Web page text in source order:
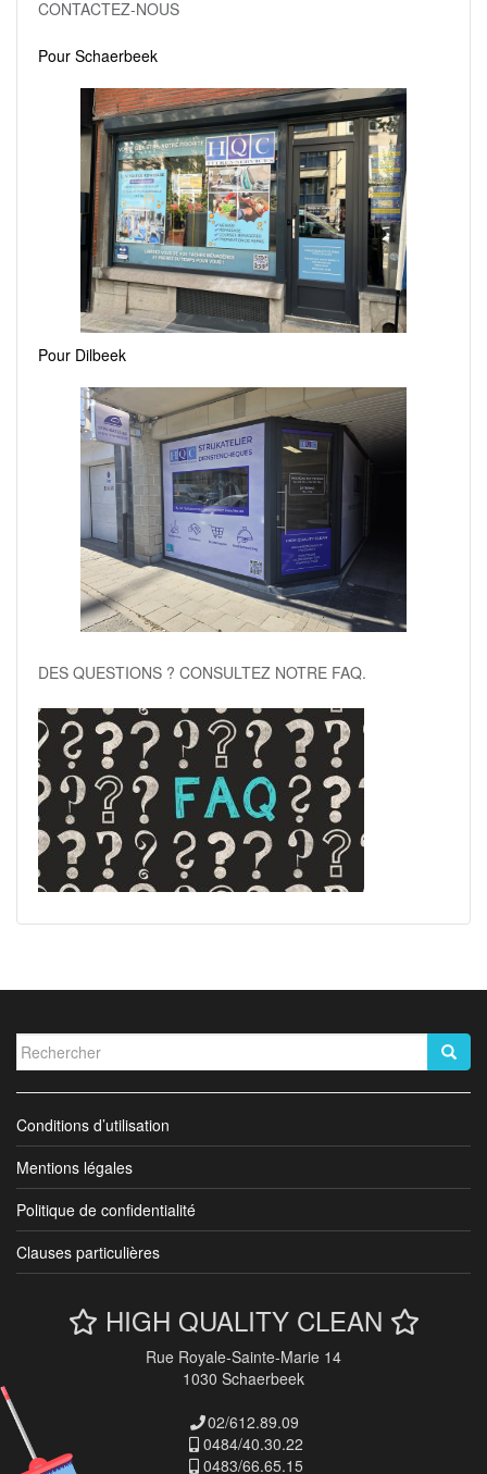
CONTACTEZ-NOUS
Pour Schaerbeek
Pour Dilbeek
DES QUESTIONS ? CONSULTEZ NOTRE FAQ.
Rechercher...
Conditions d’utilisation
Mentions légales
Politique de confidentialité
Clauses particulières
HIGH QUALITY CLEAN
Rue Royale-Sainte-Marie 14
1030 Schaerbeek
02/612.89.09
0484/40.30.22
0483/66.65.15